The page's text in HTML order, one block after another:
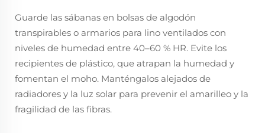
Guarde las sábanas en bolsas de algodón
transpirables o armarios para lino ventilados con
niveles de humedad entre 40–60 % HR. Evite los
recipientes de plástico, que atrapan la humedad y
fomentan el moho. Manténgalos alejados de
radiadores y la luz solar para prevenir el amarilleo y la
fragilidad de las fibras.